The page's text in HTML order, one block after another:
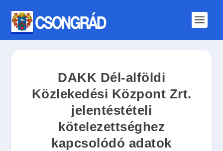
DAKK Dél-alföldi
Közlekedési Központ Zrt.
jelentéstételi
kötelezettséghez
kapcsolódó adatok